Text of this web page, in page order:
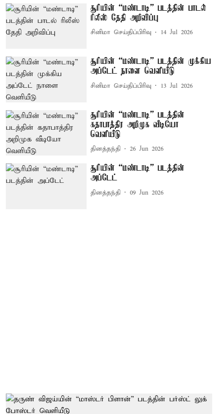
சூரியின் “மண்டாடி” படத்தின் பாடல்
ரிலீஸ் தேதி அறிவிப்பு
சினிமா செய்திப்பிரிவு 14 Jul 2026
சூரியின் “மண்டாடி” படத்தின் முக்கிய
அப்டேட் நாளை வெளியீடு
சினிமா செய்திப்பிரிவு 13 Jul 2026
சூரியின் “மண்டாடி” படத்தின்
கதாபாத்திர அறிமுக வீடியோ
வெளியீடு
தினத்தந்தி 26 Jun 2026
சூரியின் “மண்டாடி” படத்தின்
அப்டேட்
தினத்தந்தி 09 Jun 2026